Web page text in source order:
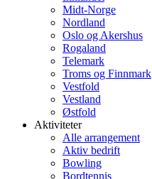
Midt-Norge
Nordland
Oslo og Akershus
Rogaland
Telemark
Troms og Finnmark
Vestfold
Vestland
Østfold
Aktiviteter
Alle arrangement
Aktiv bedrift
Bowling
Bordtennis